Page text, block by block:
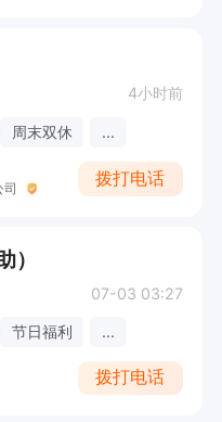
4小时前
周末双休 ...
拨打电话
）
07-03 03:27
节日福利 ...
拨打电话